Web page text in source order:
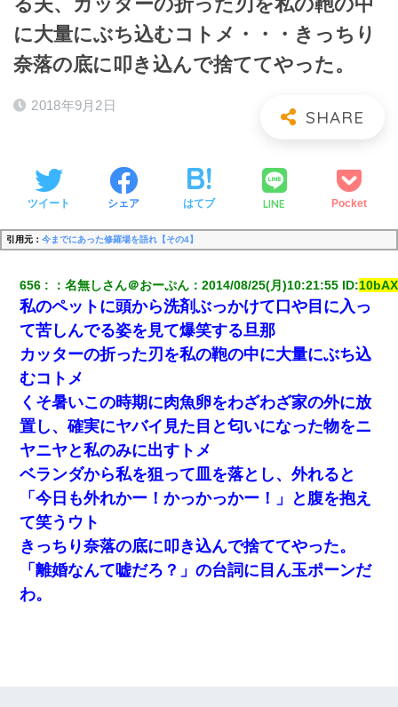
に大量にぶち込むコトメ・・・きっちり
奈落の底に叩き込んで捨ててやった。
2018年9月2日
ツイート シェア はてブ LINE Pocket
引用元： 今までにあった修羅場を語れ【その4】
656 ：名無しさん＠おーぷん ：2014/08/25(月)10:21:55 ID:
私のペットに頭から洗剤ぶっかけて口や目に入っ
て苦しんでる姿を見て爆笑する旦那
カッターの折った刃を私の鞄の中に大量にぶち込
むコトメ
くそ暑いこの時期に肉魚卵をわざわざ家の外に放
置し、確実にヤバイ見た目と匂いになった物をニ
ヤニヤと私のみに出すトメ
ベランダから私を狙って皿を落とし、外れると
「今日も外れかー！かっかっかー！」と腹を抱え
て笑うウト
きっちり奈落の底に叩き込んで捨ててやった。
「離婚なんて嘘だろ？」の台詞に目ん玉ポーンだ
わ。